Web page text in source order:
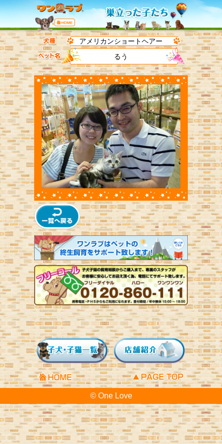
アメリカンショートヘアー
るう
© One Love